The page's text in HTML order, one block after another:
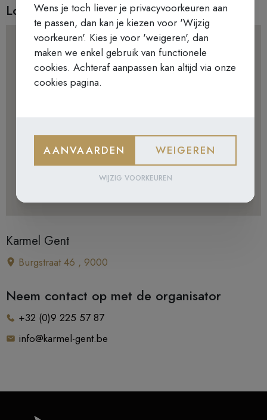
Locatie
Karmel Gent
Burgstraat 46 , 9000
Neem contact op met de organisator
+32 (0)9 225 57 87
info@karmel-gent.be
Wens je toch liever je privacyvoorkeuren aan
te passen, dan kan je kiezen voor 'Wijzig
voorkeuren'. Kies je voor 'weigeren', dan
maken we enkel gebruik van functionele
cookies. Achteraf aanpassen kan altijd via onze
cookies pagina.
AANVAARDEN WEIGEREN
WIJZIG VOORKEUREN